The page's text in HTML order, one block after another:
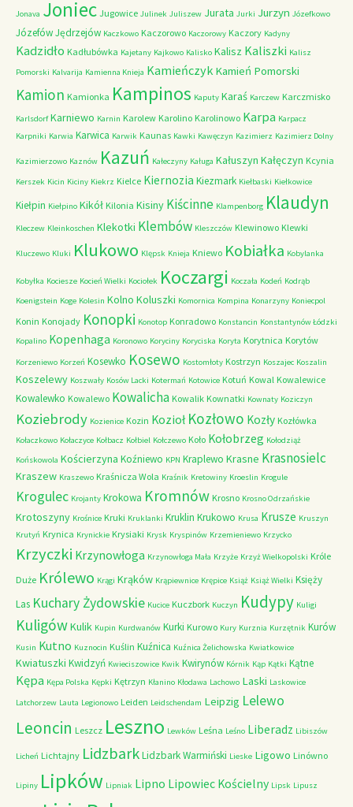
Jonava Joniec Jugowice Julinek Juliszew Jurata Jurki Jurzyn Józefkowo
JózefówJędrzejów Kaczkowo Kaczorowo Kaczorowy Kaczory Kadyny
Kadzidło Kadłubówka Kajetany Kajkowo Kalisko Kalisz Kaliszki Kalisz
Pomorski Kalvarija Kamienna Knieja Kamieńczyk Kamień Pomorski
Kamion Kamionka Kampinos Kaputy Karaś Karczew Karczmisko
Karlsdorf Karniewo Karnin Karolew Karolino Karolinowo Karpa Karpacz
Karpniki Karwia Karwica Karwik Kaunas Kawki Kawęczyn Kazimierz Kazimierz Dolny
Kazimierzowo Kaznów Kazuń Kałeczyny Kaługa Kałuszyn Kałęczyn Kcynia
Kerszek Kicin Kiciny Kiekrz Kielce Kiernozia Kiezmark Kiełbaski Kiełkowice
Kiełpin Kiełpino Kikół Kilonia Kisiny Kiścinne Klampenborg Klaudyn
Kleczew Kleinkoschen Klekotki Klembów Kleszczów Klewinowo Klewki
Kluczewo Kluki Klukowo Klępsk Knieja Kniewo Kobiałka Kobylanka
Kobyłka Kociesze Kocień Wielki Kociołek Koczargi Koczała Kodeń Kodrąb
Koenigstein Koge Kolesin Kolno Koluszki Komornica Kompina Konarzyny Koniecpol
Konin Konojady Konopki Konotop Konradowo Konstancin Konstantynów Łódzki
Kopalino Kopenhaga Koronowo Koryciny Koryciska Koryta Korytnica Korytów
Korzeniewo Korzeń Kosewko Kosewo Kostomłoty Kostrzyn Koszajec Koszalin
Koszelewy Koszwały Kosów Lacki Kotermań Kotowice Kotuń Kowal Kowalewice
Kowalewko Kowalewo Kowalicha Kowalik Kownatki Kownaty Koziczyn
Koziebrody Kozienice Kozin Kozioł Kozłowo Kozły Kozłówka
Kołaczkowo Kołaczyce Kołbacz Kołbiel Kołczewo Koło Kołobrzeg Kołodziąż
Końskowola Kościerzyna Koźniewo KPN Kraplewo Krasne Krasnosielc
Kraszew Kraszewo Kraśnicza Wola Kraśnik Kretowiny Kroeslin Krogule
Krogulec Krojanty Krokowa Kromnów Krosno Krosno Odrzańskie
Krotoszyny Krośnice Kruki Kruklanki Kruklin Krukowo Krusa Krusze Kruszyn
Krutyń Krynica Krynickie Krysiaki Krysk Kryspinów Krzemieniewo Krzycko
Krzyczki Krzynowłoga Krzynowłoga Mała Krzyże Krzyż Wielkopolski Króle
Duże Królewo Krągi Krąków Krąpiewnice Krępice Książ Książ Wielki Księży
Las Kuchary Żydowskie Kucice Kuczbork Kuczyn Kudypy Kuligi
KuligówKulik Kupin Kurdwanów Kurki Kurowo Kury Kurznia Kurzętnik Kurów
Kusin Kutno Kuznocin Kuślin Kuźnica Kuźnica Żelichowska Kwiatkowice
Kwiatuszki Kwidzyń Kwieciszowice Kwik Kwirynów Kórnik Kąp Kątki Kątne
Kępa Kępa Polska Kępki Kętrzyn Kłanino Kłodawa Lachowo Laski Laskowice
Latchorzew Lauta Legionowo Leiden Leidschendam Leipzig Lelewo
Leoncin Leszcz Leszno Lewków Leśna Leśno Liberadz Libiszów
Licheń Lichtajny LidzbarkLidzbark Warmiński Lieske Ligowo Linówno
Lipiny Lipków Lipniak Lipno Lipowiec Kościelny Lipsk Lipusz